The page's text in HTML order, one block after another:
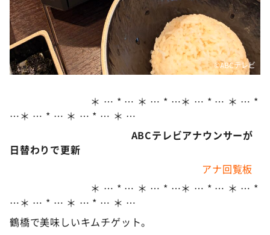
©ABCテレビ
＊ … * … ＊ … * …＊ … * … ＊ … *
…＊ … * … ＊ … * … ＊ …
ABCテレビアナウンサーが
日替わりで更新
アナ回覧板
＊ … * … ＊ … * …＊ … * … ＊ … *
…＊ … * … ＊ … * … ＊ …
鶴橋で美味しいキムチゲット。